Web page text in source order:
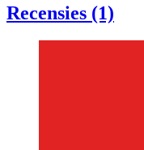
Recensies (1)